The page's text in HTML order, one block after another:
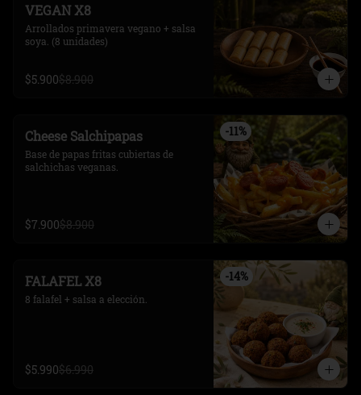
VEGAN X8
Arrollados primavera vegano + salsa
soya. (8 unidades)
$5.900$8.900
-11%
Cheese Salchipapas
Base de papas fritas cubiertas de
salchichas veganas.
$7.900$8.900
-14%
FALAFEL X8
8 falafel + salsa a elección.
$5.990$6.990